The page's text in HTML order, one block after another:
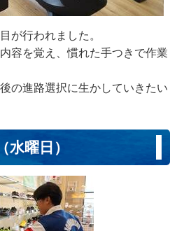
が行われました。
容を覚え、慣れた手つきで作業
の進路選択に生かしていきたい
水曜日）